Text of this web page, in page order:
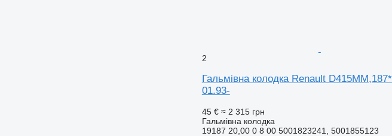
2
Гальмівна колодка Renault
01.93-
45 € ≈ 2 315 грн
Гальмівна колодка
19187 20,00 0 8 00 5001823241, 5001855123